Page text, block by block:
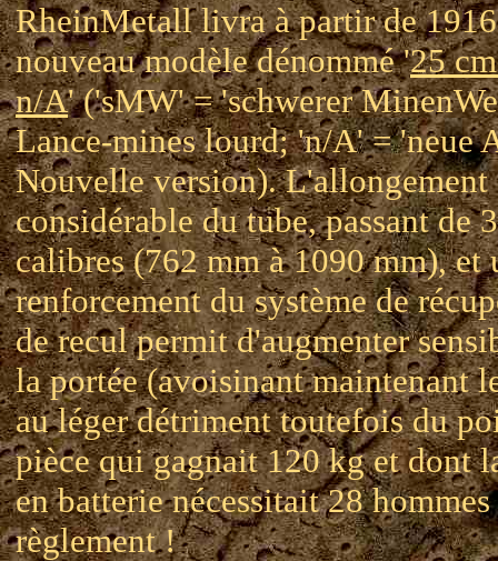
RheinMetall livra à partir de
nouveau modèle dénommé '25
n/A' ('sMW' = 'schwerer
Lance-mines lourd; 'n/A' = 'neue
Nouvelle version). L'allongement
considérable du tube, passant de
calibres (762 mm à 1090 mm), et
renforcement du système de
de recul permit d'augmenter
la portée (avoisinant maintenant
au léger détriment toutefois du
pièce qui gagnait 120 kg et dont
en batterie nécessitait 28
règlement !